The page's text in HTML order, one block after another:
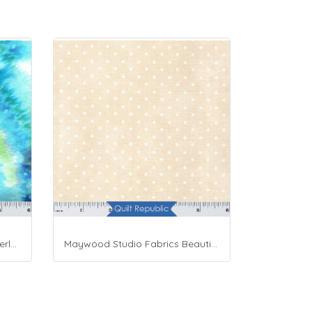
Moda Fabrics Whimsy Wonderland Shakedown Street Spiral Breeze Maywood Studio Fabrics Beautiful Basics Cream